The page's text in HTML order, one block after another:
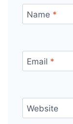
Name *
Email *
Website